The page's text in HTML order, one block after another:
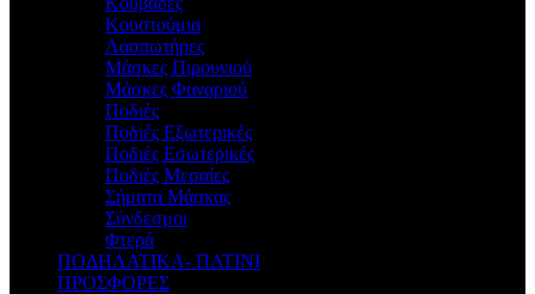
Κουστούμια
Λασπωτήρες
Μάσκες Πιρουνιού
Μάσκες Φαναριού
Ποδιές
Ποδιές Εξωτερικές
Ποδιές Εσωτερικές
Ποδιές Μεσαίες
Σήματα Μάσκας
Σύνδεσμοι
Φτερά
ΠΟΔΗΛΑΤΙΚΑ- ΠΑΤΙΝΙ
ΠΡΟΣΦΟΡΕΣ